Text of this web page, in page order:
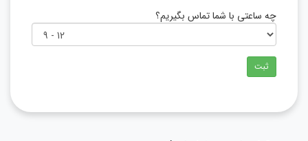
چه ساعتی با شما تماس بگیریم؟
ثبت